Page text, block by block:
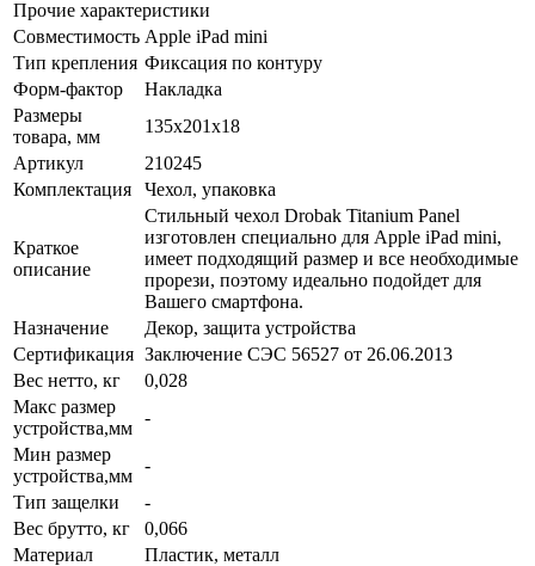
Прочие характеристики
Совместимость Apple iPad mini
Тип крепления Фиксация по контуру
Форм-фактор
Накладка
Размеры
товара, мм
135x201x18
Артикул
210245
Комплектация
Чехол, упаковка
Краткое
описание
Стильный чехол Drobak Titanium Panel
изготовлен специально для Apple iPad mini,
имеет подходящий размер и все необходимые
прорези, поэтому идеально подойдет для
Вашего смартфона.
Назначение
Декор, защита устройства
Сертификация Заключение СЭС 56527 от 26.06.2013
Вес нетто, кг
0,028
Макс размер
устройства,мм
-
Мин размер
устройства,мм
-
Тип защелки
-
Вес брутто, кг
0,066
Материал
Пластик, металл